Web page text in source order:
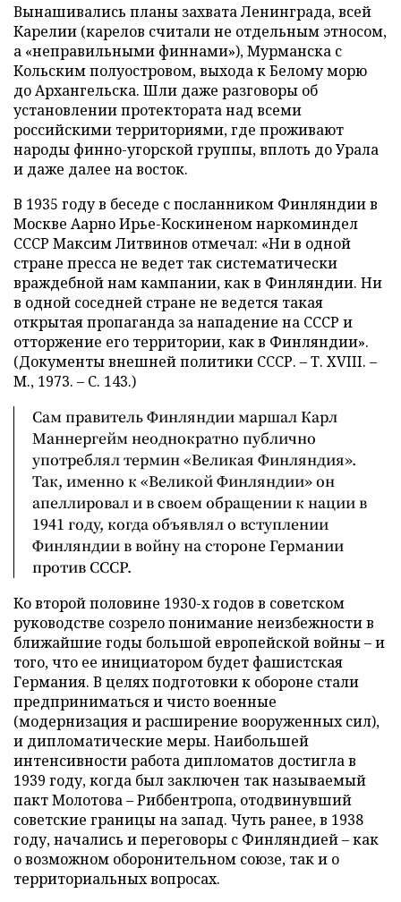
Вынашивались планы захвата Ленинграда, всей
Карелии (карелов считали не отдельным этносом,
а «неправильными финнами»), Мурманска с
Кольским полуостровом, выхода к Белому морю
до Архангельска. Шли даже разговоры об
установлении протектората над всеми
российскими территориями, где проживают
народы финно-угорской группы, вплоть до Урала
и даже далее на восток.
В 1935 году в беседе с посланником Финляндии в
Москве Аарно Ирье-Коскиненом наркоминдел
СССР Максим Литвинов отмечал: «Ни в одной
стране пресса не ведет так систематически
враждебной нам кампании, как в Финляндии. Ни
в одной соседней стране не ведется такая
открытая пропаганда за нападение на СССР и
отторжение его территории, как в Финляндии».
(Документы внешней политики СССР. – Т. XVIII. –
М., 1973. – С. 143.)
Сам правитель Финляндии маршал Карл
Маннергейм неоднократно публично
употреблял термин «Великая Финляндия».
Так, именно к «Великой Финляндии» он
апеллировал и в своем обращении к нации в
1941 году, когда объявлял о вступлении
Финляндии в войну на стороне Германии
против СССР.
Ко второй половине 1930-х годов в советском
руководстве созрело понимание неизбежности в
ближайшие годы большой европейской войны – и
того, что ее инициатором будет фашистская
Германия. В целях подготовки к обороне стали
предприниматься и чисто военные
(модернизация и расширение вооруженных сил),
и дипломатические меры. Наибольшей
интенсивности работа дипломатов достигла в
1939 году, когда был заключен так называемый
пакт Молотова – Риббентропа, отодвинувший
советские границы на запад. Чуть ранее, в 1938
году, начались и переговоры с Финляндией – как
о возможном оборонительном союзе, так и о
территориальных вопросах.